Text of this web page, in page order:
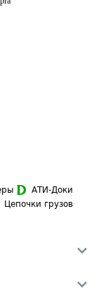
АТИ-Доки
Цепочки грузов